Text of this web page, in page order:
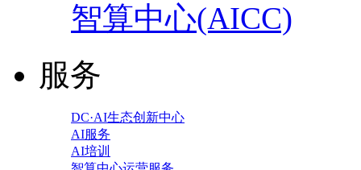
智算中心(AICC)
服务
DC·AI生态创新中心
AI服务
AI培训